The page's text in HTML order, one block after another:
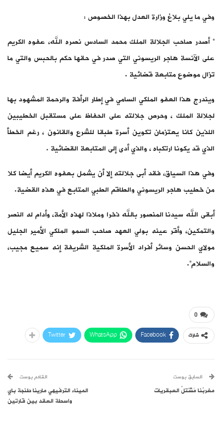
وفي ما يلي بلاغ وزارة العدل بهذا الخصوص :
” أصدر صاحب الجلالة الملك محمد السادس نصره الله، عفوه الكريم
على الآنسة هاجر الريسوني التي صدر في حقها حكم بالحبس والتي ما
تزال موضوع متابعة قضائية .
ويندرج هذا العفو الملكي السامي في إطار الرأفة والرحمة المشهود بها
لجلالة الملك ، وحرص جلالته على الحفاظ على مستقبل الخطيبين
اللذين كانا يعتزمان تكوين أسرة طبقا للشرع والقانون ، رغم الخطأ
الذي قد يكونا ارتكباه ، والذي أدى إلى المتابعة القضائية .
وفي هذا السياق، فقد أبى جلالته إلا أن يشمل بعفوه الكريم أيضا كلا
من خطيب هاجر الريسوني والطاقم الطبي المتابع في هذه القضية.
أبقى الله سيدنا المنصور بالله ذخرا وملاذا لهذه الأمة، وأدام له النصر
والتمكين، وأقر عينه بولي العهد صاحب السمو الملكي الأمير الجليل
مولاي الحسن وسائر أفراد الأسرة الملكية الشريفة إنه سميع مجيب،
والسلام”.
0
شارك Facebook
WhatsApp
Twitter
السابق بوست
مغربُنا مَشْتلُ العبقريات
القادم بوست
الميناء الترفيهي مارينا طنجة باي
واسطة العقد بين قارتين